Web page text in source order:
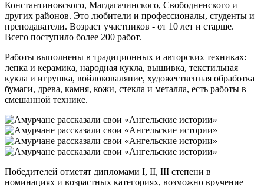
Константиновского, Магдагачинского, Свободненского и
других районов. Это любители и профессионалы, студенты и
преподаватели. Возраст участников - от 10 лет и старше.
Всего поступило более 200 работ.
Работы выполнены в традиционных и авторских техниках:
лепка и керамика, народная кукла, вышивка, текстильная
кукла и игрушка, войлоковаляние, художественная обработка
бумаги, древа, камня, кожи, стекла и металла, есть работы в
смешанной технике.
Победителей отметят дипломами I, II, III степени в
номинациях и возрастных категориях, возможно вручение